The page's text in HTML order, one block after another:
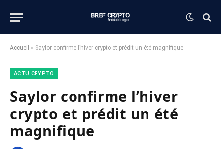
Accueil » Saylor confirme l’hiver crypto et prédit un été magnifique
ACTU CRYPTO
Saylor confirme l’hiver
crypto et prédit un été
magnifique